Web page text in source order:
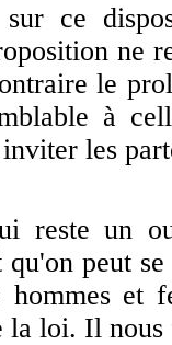
ce
ne
le
à
les
reste un
peut
hommes et
la loi. Il